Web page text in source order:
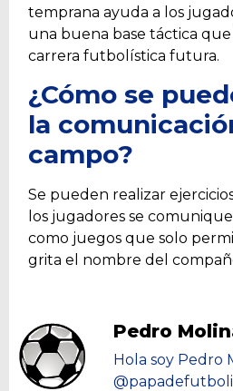
temprana ayuda a los
una buena base táctica que
carrera futbolística futura.
¿Cómo se
la
campo?
Se pueden realizar
los jugadores se
como juegos que solo
grita el nombre del
Pedro
Hola soy Pedro